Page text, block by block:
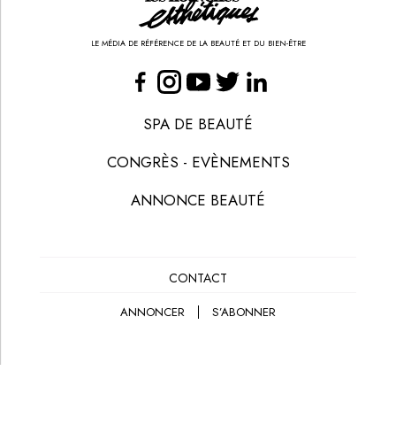
LE MÉDIA DE RÉFÉRENCE DE LA BEAUTÉ ET DU BIEN-ÊTRE
SPA DE BEAUTÉ
CONGRÈS - EVÈNEMENTS
ANNONCE BEAUTÉ
CONTACT
ANNONCER S’ABONNER